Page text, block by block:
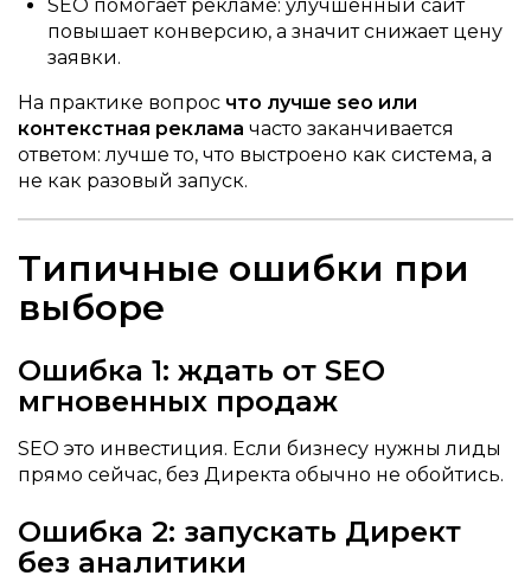
SEO помогает рекламе: улучшенный сайт
повышает конверсию, а значит снижает цену
заявки.
На практике вопрос что лучше seo или
контекстная реклама часто заканчивается
ответом: лучше то, что выстроено как система, а
не как разовый запуск.
Типичные ошибки при
выборе
Ошибка 1: ждать от SEO
мгновенных продаж
SEO это инвестиция. Если бизнесу нужны лиды
прямо сейчас, без Директа обычно не обойтись.
Ошибка 2: запускать Директ
без аналитики